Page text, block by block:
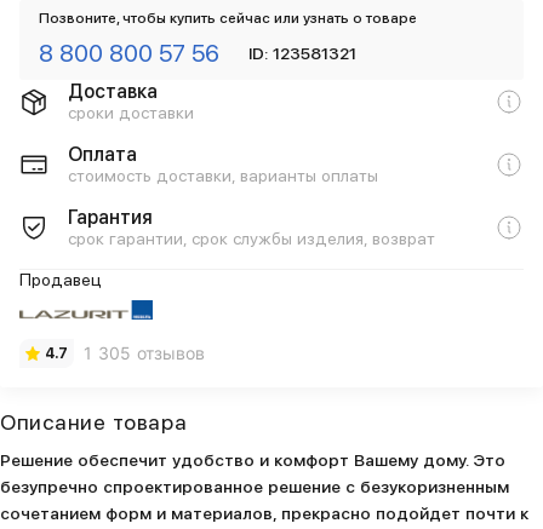
Позвоните, чтобы купить сейчас или узнать о товаре
8 800 800 57 56 ID: 123581321
Доставка
сроки доставки
Оплата
стоимость доставки, варианты оплаты
Гарантия
срок гарантии, срок службы изделия, возврат
Продавец
4.7 1 305 отзывов
Описание товара
Решение обеспечит удобство и комфорт Вашему дому. Это
безупречно спроектированное решение с безукоризненным
сочетанием форм и материалов, прекрасно подойдет почти к